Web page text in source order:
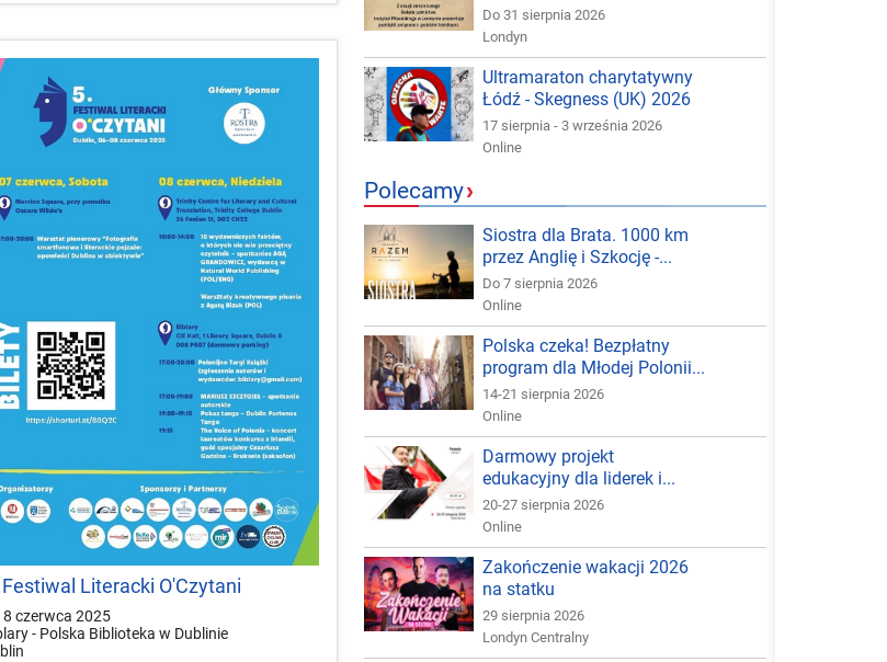
Literacki O'Czytani
8 czerwca 2025
- Polska Biblioteka w Dublinie
Do 31 sierpnia 2026
Londyn
Ultramaraton charytatywny
Łódź - Skegness (UK) 2026
17 sierpnia - 3 września 2026
Online
Polecamy›
Siostra dla Brata. 1000 km
przez Anglię i Szkocję -...
Do 7 sierpnia 2026
Online
Polska czeka! Bezpłatny
program dla Młodej Polonii...
14-21 sierpnia 2026
Online
Darmowy projekt
edukacyjny dla liderek i...
20-27 sierpnia 2026
Online
Zakończenie wakacji 2026
na statku
29 sierpnia 2026
Londyn Centralny